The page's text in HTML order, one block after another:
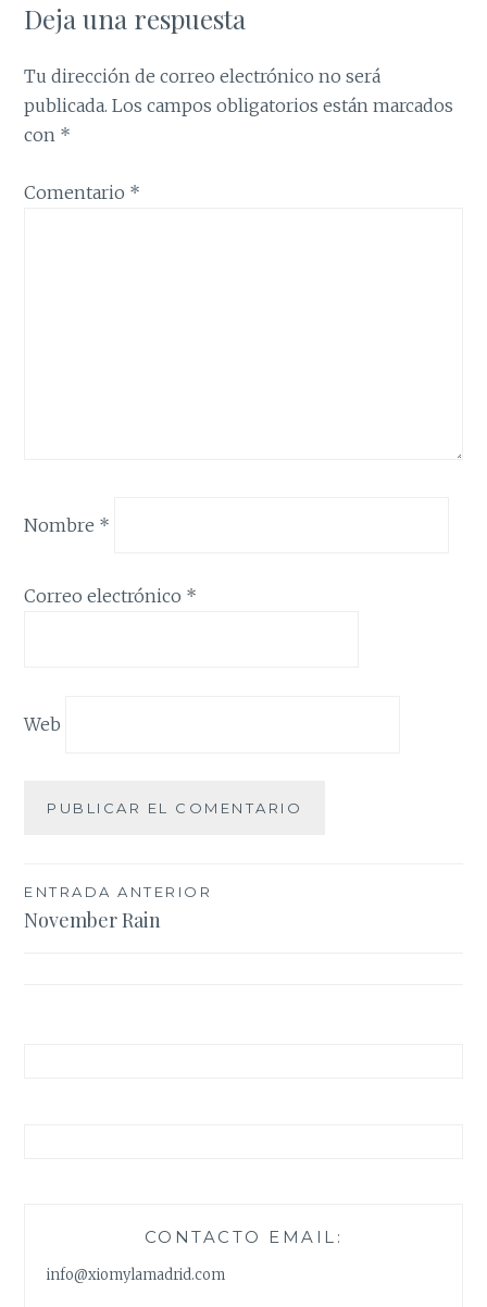
Deja una respuesta
Tu dirección de correo electrónico no será
publicada. Los campos obligatorios están marcados
con *
Comentario *
Nombre *
Correo electrónico *
Web
Navegación
de
ENTRADA ANTERIOR
November Rain
CONTACTO EMAIL:
info@xiomylamadrid.com